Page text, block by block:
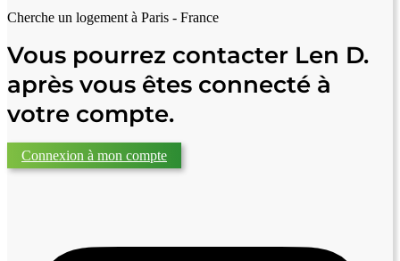
Cherche un logement à Paris - France
Vous pourrez contacter Len D.
après vous êtes connecté à
votre compte.
Connexion à mon compte